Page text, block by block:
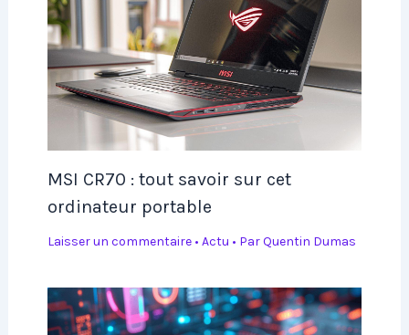
MSI CR70 : tout savoir sur cet
ordinateur portable
Laisser un commentaire • Actu • ParQuentin Dumas